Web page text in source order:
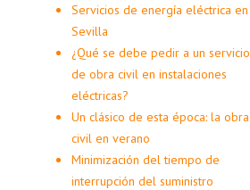
Servicios de energía eléctrica en
Sevilla
¿Qué se debe pedir a un servicio
de obra civil en instalaciones
eléctricas?
Un clásico de esta época: la obra
civil en verano
Minimización del tiempo de
interrupción del suministro